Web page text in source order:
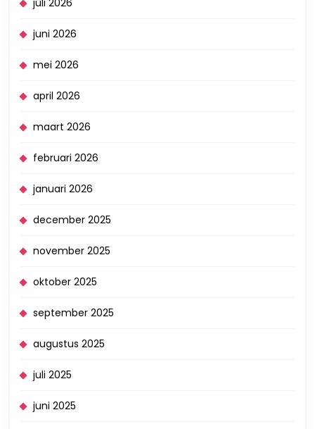
juli 2026
juni 2026
mei 2026
april 2026
maart 2026
februari 2026
januari 2026
december 2025
november 2025
oktober 2025
september 2025
augustus 2025
juli 2025
juni 2025